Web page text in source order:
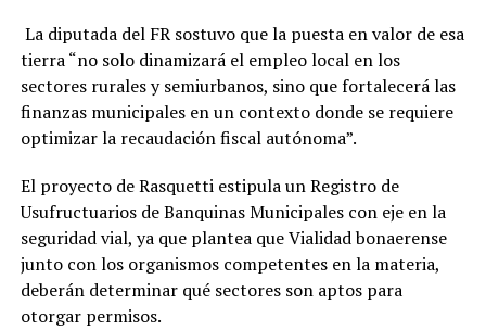
La diputada del FR sostuvo que la puesta en valor de esa
tierra “no solo dinamizará el empleo local en los
sectores rurales y semiurbanos, sino que fortalecerá las
finanzas municipales en un contexto donde se requiere
optimizar la recaudación fiscal autónoma”.
El proyecto de Rasquetti estipula un Registro de
Usufructuarios de Banquinas Municipales con eje en la
seguridad vial, ya que plantea que Vialidad bonaerense
junto con los organismos competentes en la materia,
deberán determinar qué sectores son aptos para
otorgar permisos.